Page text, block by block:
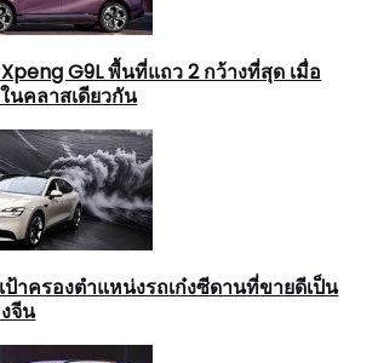
G9L พื้นที่แถว 2 กว้างที่สุด เมื่อ
นคลาสเดียวกัน
ป้าครองตำแหน่งรถเก๋งซีดานที่ขายดีเป็น
จีน